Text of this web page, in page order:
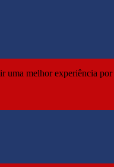
uma melhor experiência